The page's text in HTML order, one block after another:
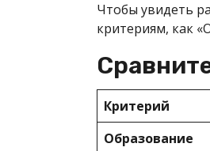
Чтобы увидеть
критериям, как
Критерий
Образование